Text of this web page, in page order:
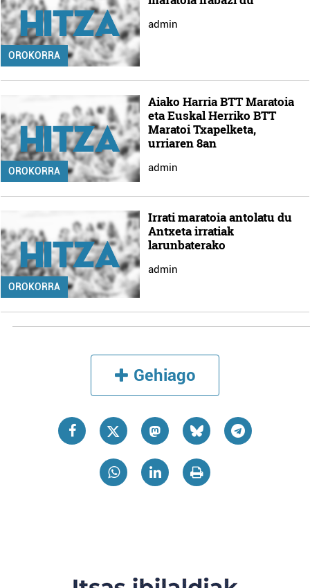
OROKORRA
admin
OROKORRA
Aiako Harria BTT Maratoia
eta Euskal Herriko BTT
Maratoi Txapelketa,
urriaren 8an
admin
OROKORRA
Irrati maratoia antolatu du
Antxeta irratiak
larunbaterako
admin
Gehiago